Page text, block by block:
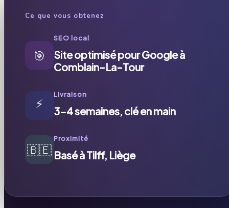
Ce que vous obtenez
🎯
SEO local
Site optimisé pour Google à
Comblain-La-Tour
⚡
Livraison
3-4 semaines, clé en main
🇧🇪
Proximité
Basé à Tilff, Liège